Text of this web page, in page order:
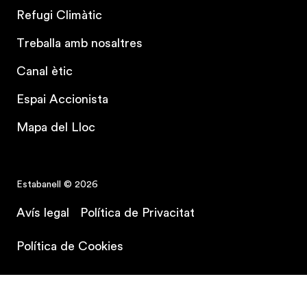
Refugi Climàtic
Treballa amb nosaltres
Canal ètic
Espai Accionista
Mapa del Lloc
Estabanell © 2026
Avís legal Política de Privacitat
Política de Cookies